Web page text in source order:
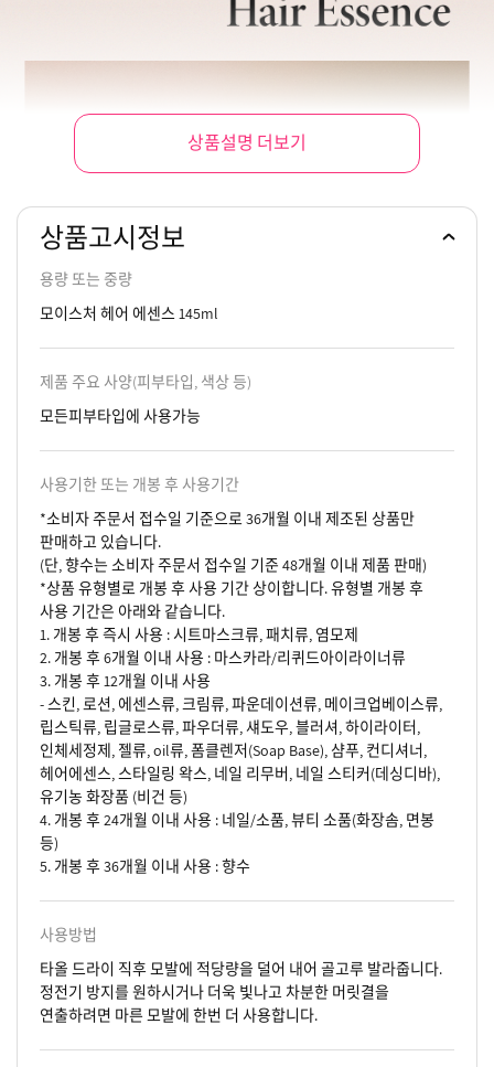
상품설명 더보기
상품고시정보
용량 또는 중량
모이스처 헤어 에센스 145ml
제품 주요 사양(피부타입, 색상 등)
모든피부타입에 사용가능
사용기한 또는 개봉 후 사용기간
*소비자 주문서 접수일 기준으로 36개월 이내 제조된 상품만
판매하고 있습니다.
(단, 향수는 소비자 주문서 접수일 기준 48개월 이내 제품 판매)
*상품 유형별로 개봉 후 사용 기간 상이합니다. 유형별 개봉 후
사용 기간은 아래와 같습니다.
1. 개봉 후 즉시 사용 : 시트마스크류, 패치류, 염모제
2. 개봉 후 6개월 이내 사용 : 마스카라/리퀴드아이라이너류
3. 개봉 후 12개월 이내 사용
- 스킨, 로션, 에센스류, 크림류, 파운데이션류, 메이크업베이스류,
립스틱류, 립글로스류, 파우더류, 섀도우, 블러셔, 하이라이터,
인체세정제, 젤류, oil류, 폼클렌저(Soap Base), 샴푸, 컨디셔너,
헤어에센스, 스타일링 왁스, 네일 리무버, 네일 스티커(데싱디바),
유기농 화장품 (비건 등)
4. 개봉 후 24개월 이내 사용 : 네일/소품, 뷰티 소품(화장솜, 면봉
등)
5. 개봉 후 36개월 이내 사용 : 향수
사용방법
타올 드라이 직후 모발에 적당량을 덜어 내어 골고루 발라줍니다.
정전기 방지를 원하시거나 더욱 빛나고 차분한 머릿결을
연출하려면 마른 모발에 한번 더 사용합니다.